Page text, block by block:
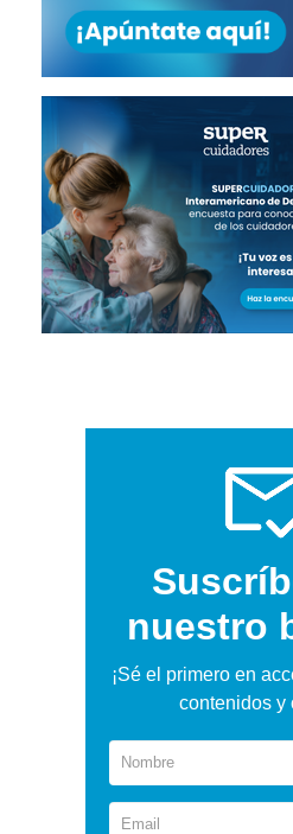
nuestro
¡Sé el primero en
contenidos y